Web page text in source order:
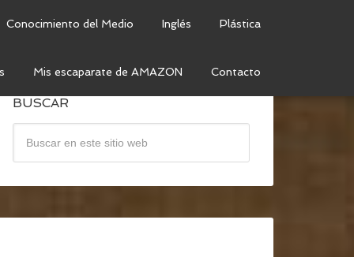
Conocimiento del Medio Inglés Plástica
Mis escaparate de AMAZON Contacto
BUSCAR